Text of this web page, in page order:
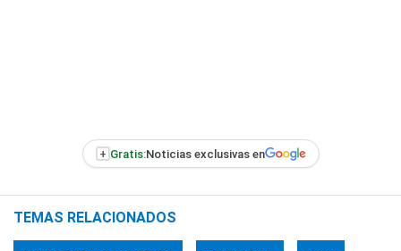
+ Gratis:Noticias exclusivas en
TEMAS RELACIONADOS